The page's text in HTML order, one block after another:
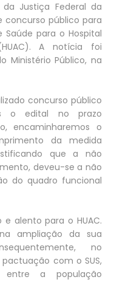
Justiça Federal da
concurso público para
para o Hospital
A notícia foi
Ministério Público, na
concurso público
o edital no prazo
encaminharemos o
da medida
que a não
deveu-se a não
do quadro funcional
alento para o HUAC.
ampliação da sua
no
com o SUS,
a população